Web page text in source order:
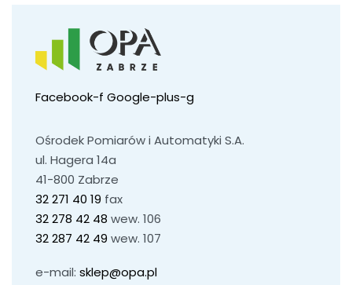
Facebook-f Google-plus-g
Ośrodek Pomiarów i Automatyki S.A.
ul. Hagera 14a
41-800 Zabrze
32 271 40 19 fax
32 278 42 48 wew. 106
32 287 42 49 wew. 107
e-mail: sklep@opa.pl